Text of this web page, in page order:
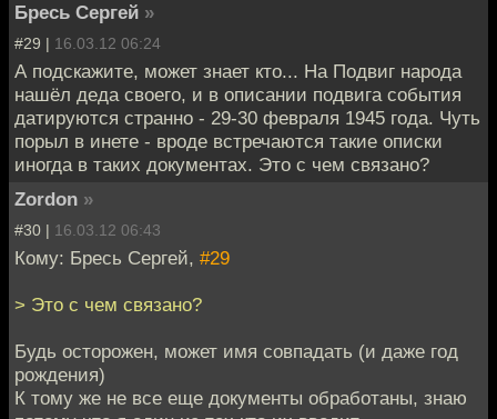
Бресь Сергей »
#29 | 16.03.12 06:24
А подскажите, может знает кто... На Подвиг народа
нашёл деда своего, и в описании подвига события
датируются странно - 29-30 февраля 1945 года. Чуть
порыл в инете - вроде встречаются такие описки
иногда в таких документах. Это с чем связано?
Zordon »
#30 | 16.03.12 06:43
Кому: Бресь Сергей, #29
> Это с чем связано?
Будь осторожен, может имя совпадать (и даже год
рождения)
К тому же не все еще документы обработаны, знаю